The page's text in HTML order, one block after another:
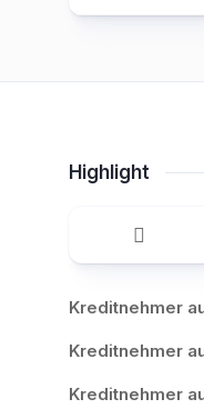
Highlight
Kreditnehmer
Kreditnehmer
Kreditnehmer